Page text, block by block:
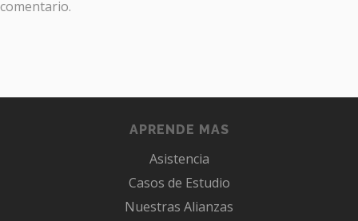
comentario.
APRENDE MAS
Asistencia
Casos de Estudio
Nuestras Alianzas